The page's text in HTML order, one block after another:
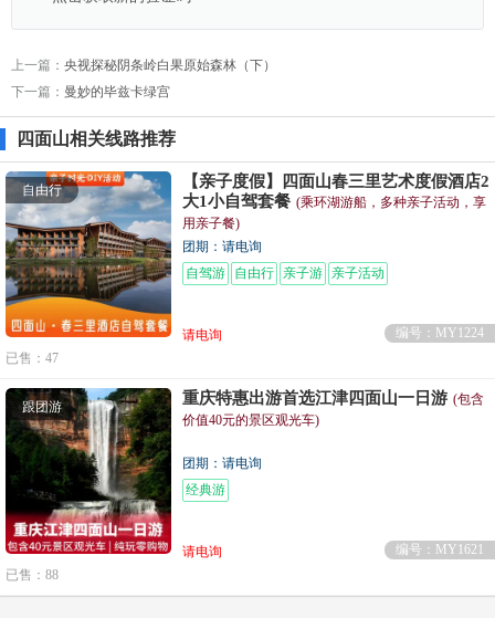
上一篇： 央视探秘阴条岭白果原始森林（下）
下一篇： 曼妙的毕兹卡绿宫
四面山相关线路推荐
自由行
【亲子度假】四面山春三里艺术度假酒店2
大1小自驾套餐 (乘环湖游船，多种亲子活动，享
用亲子餐)
团期：请电询
自驾游
自由行 亲子游 亲子活动
请电询
编号：MY1224
已售：47
跟团游 重庆特惠出游首选江津四面山一日游 (包含
价值40元的景区观光车)
团期：请电询
经典游
请电询
编号：MY1621
已售：88